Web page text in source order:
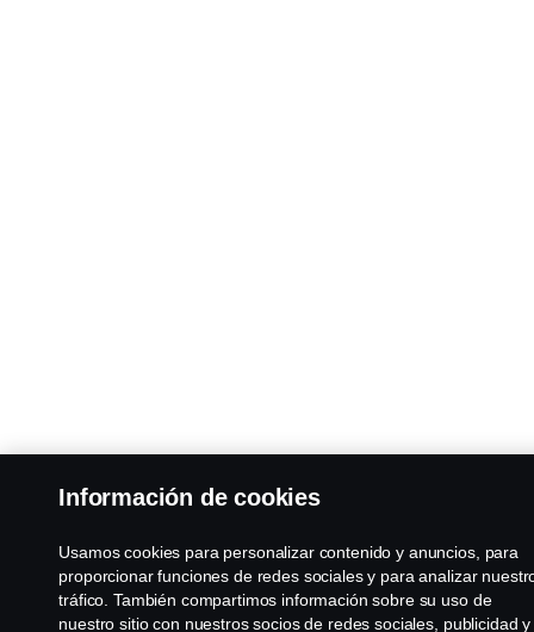
Información de cookies
Usamos cookies para personalizar contenido y anuncios, para
proporcionar funciones de redes sociales y para analizar
tráfico. También compartimos información sobre su uso de
nuestro sitio con nuestros socios de redes sociales, publicidad y